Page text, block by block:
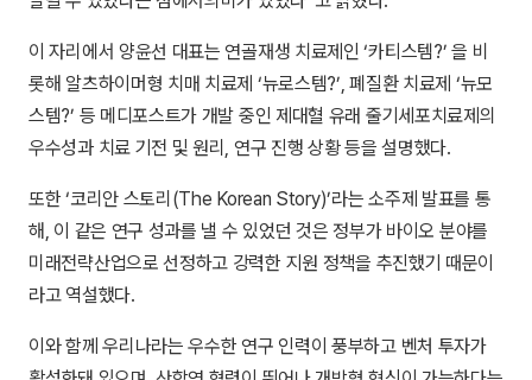
이 자리에서 양윤선 대표는 연골재생 치료제인 ‘카티스템?’ 을 비
롯해 알츠하이머형 치매 치료제 ‘뉴로스템?’, 폐질환 치료제 ‘뉴모
스템?’ 등 메디포스트가 개발 중인 제대혈 유래 줄기세포치료제의
우수성과 치료 기전 및 원리, 연구 진행 상황 등을 설명했다.
또한 ‘코리안 스토리(The Korean Story)’라는 소주제 발표를 통
해, 이 같은 연구 성과를 낼 수 있었던 것은 정부가 바이오 분야를
미래전략산업으로 선정하고 강력한 지원 정책을 추진했기 때문이
라고 역설했다.
이와 함께 우리나라는 우수한 연구 인력이 풍부하고 벤처 투자가